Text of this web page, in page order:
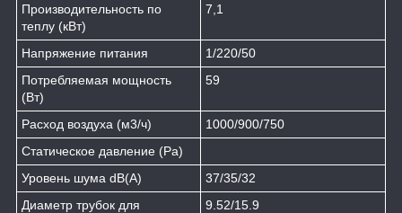
Производительность по
теплу (кВт)
7,1
Напряжение питания
1/220/50
Потребляемая мощность
(Вт)
59
Расход воздуха (м3/ч)
1000/900/750
Статическое давление (Pa)
Уровень шума dB(A)
37/35/32
Диаметр трубок для
9.52/15.9